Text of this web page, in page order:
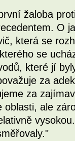
žaloba
O
která se
se
které jí
za
za
oblasti, ale